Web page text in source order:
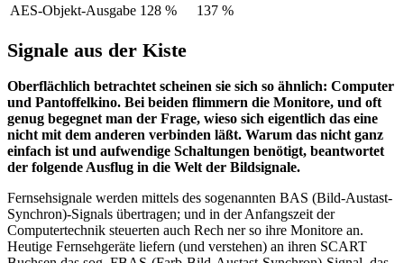
AES-Objekt-Ausgabe 128 % 137 %
Signale aus der Kiste
Oberflächlich betrachtet scheinen sie sich so ähnlich: Computer
und Pantoffelkino. Bei beiden flimmern die Monitore, und oft
genug begegnet man der Frage, wieso sich eigentlich das eine
nicht mit dem anderen verbinden läßt. Warum das nicht ganz
einfach ist und aufwendige Schaltungen benötigt, beantwortet
der folgende Ausflug in die Welt der Bildsignale.
Fernsehsignale werden mittels des sogenannten BAS (Bild-Austast-
Synchron)-Signals übertragen; und in der Anfangszeit der
Computertechnik steuerten auch Rech ner so ihre Monitore an.
Heutige Fernsehgeräte liefern (und verstehen) an ihren SCART